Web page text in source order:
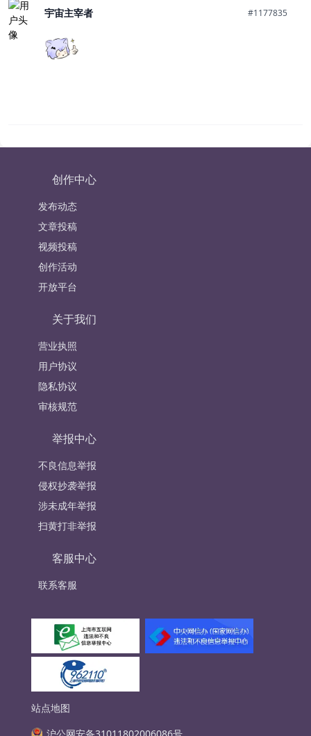
宇宙主宰者 #1177835
创作中心
发布动态
文章投稿
视频投稿
创作活动
开放平台
关于我们
营业执照
用户协议
隐私协议
审核规范
举报中心
不良信息举报
侵权抄袭举报
涉未成年举报
扫黄打非举报
客服中心
联系客服
站点地图